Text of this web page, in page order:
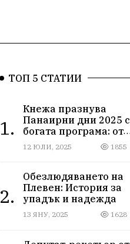
ТОП 5 СТАТИИ
1.
Кнежа празнува
Панаирни дни 2025 с
богата програма: от
спортни турнири до
концерти под
12 ЮЛИ, 2025 1855
2.
Обезлюдяването на
Плевен: История за
упадък и надежда
13 ЯНУ, 2025 1628